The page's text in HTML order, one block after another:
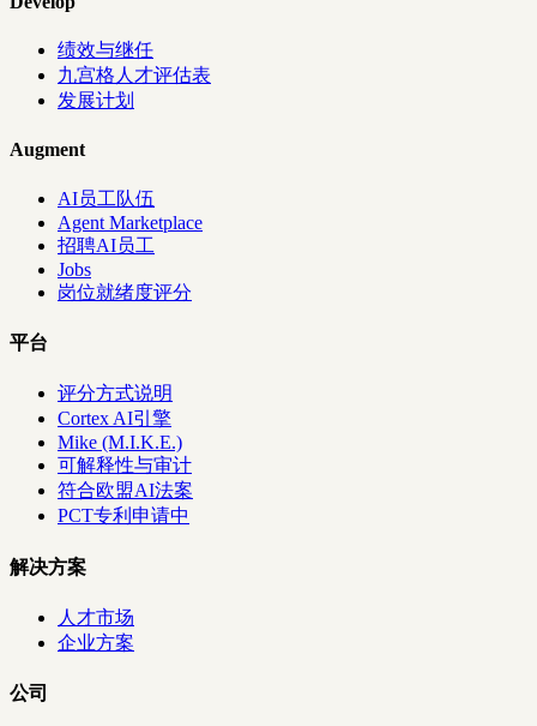
绩效与继任
九宫格人才评估表
发展计划
Augment
AI员工队伍
Agent Marketplace
招聘AI员工
Jobs
岗位就绪度评分
平台
评分方式说明
Cortex AI引擎
Mike (M.I.K.E.)
可解释性与审计
符合欧盟AI法案
PCT专利申请中
解决方案
人才市场
企业方案
公司